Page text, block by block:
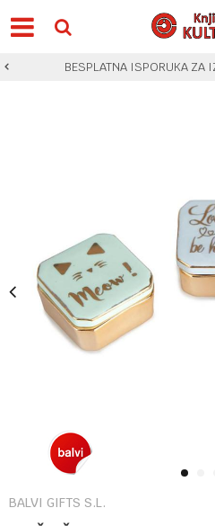
BESPLATNA ISPORUKA ZA
1
BALVI GIFTS S.L.